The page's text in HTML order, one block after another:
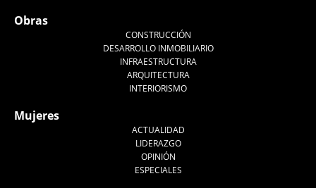
Obras
CONSTRUCCIÓN
DESARROLLO INMOBILIARIO
INFRAESTRUCTURA
ARQUITECTURA
INTERIORISMO
Mujeres
ACTUALIDAD
LIDERAZGO
OPINIÓN
ESPECIALES